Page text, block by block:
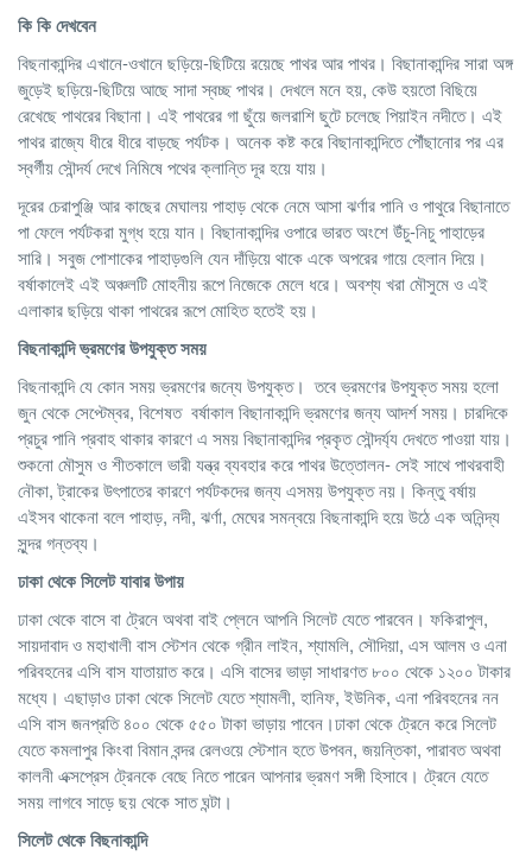
কি কি দেখবেন
বিছনাকান্দির এখানে-ওখানে ছড়িয়ে-ছিটিয়ে রয়েছে পাথর আর পাথর। বিছানাকান্দির সারা অঙ্গ
জুড়েই ছড়িয়ে-ছিটিয়ে আছে সাদা স্বচ্ছ পাথর। দেখলে মনে হয়, কেউ হয়তো বিছিয়ে
রেখেছে পাথরের বিছানা। এই পাথরের গা ছুঁয়ে জলরাশি ছুটে চলেছে পিয়াইন নদীতে। এই
পাথর রাজ্যে ধীরে ধীরে বাড়ছে পর্যটক। অনেক কষ্ট করে বিছানাকান্দিতে পৌঁছানোর পর এর
স্বর্গীয় সৌন্দর্য দেখে নিমিষে পথের ক্লান্তি দূর হয়ে যায়।
দূরের চেরাপুঞ্জি আর কাছের মেঘালয় পাহাড় থেকে নেমে আসা ঝর্ণার পানি ও পাথুরে বিছানাতে
পা ফেলে পর্যটকরা মুগ্ধ হয়ে যান। বিছানাকান্দির ওপারে ভারত অংশে উঁচু-নিচু পাহাড়ের
সারি। সবুজ পোশাকের পাহাড়গুলি যেন দাঁড়িয়ে থাকে একে অপরের গায়ে হেলান দিয়ে।
বর্ষাকালেই এই অঞ্চলটি মোহনীয় রূপে নিজেকে মেলে ধরে। অবশ্য খরা মৌসুমে ও এই
এলাকার ছড়িয়ে থাকা পাথরের রূপে মোহিত হতেই হয়।
বিছনাকান্দি ভ্রমণের উপযুক্ত সময়
বিছনাকান্দি যে কোন সময় ভ্রমণের জন্যে উপযুক্ত। তবে ভ্রমণের উপযুক্ত সময় হলো
জুন থেকে সেপ্টেম্বর, বিশেষত বর্ষাকাল বিছানাকান্দি ভ্রমণের জন্য আদর্শ সময়। চারদিকে
প্রচুর পানি প্রবাহ থাকার কারণে এ সময় বিছানাকান্দির প্রকৃত সৌন্দর্য্য দেখতে পাওয়া যায়।
শুকনো মৌসুম ও শীতকালে ভারী যন্ত্র ব্যবহার করে পাথর উত্তোলন- সেই সাথে পাথরবাহী
নৌকা, ট্রাকের উৎপাতের কারণে পর্যটকদের জন্য এসময় উপযুক্ত নয়। কিন্তু বর্ষায়
এইসব থাকেনা বলে পাহাড়, নদী, ঝর্ণা, মেঘের সমন্বয়ে বিছনাকান্দি হয়ে উঠে এক অনিন্দ্য
সুন্দর গন্তব্য।
ঢাকা থেকে সিলেট যাবার উপায়
ঢাকা থেকে বাসে বা ট্রেনে অথবা বাই প্লেনে আপনি সিলেট যেতে পারবেন। ফকিরাপুল,
সায়দাবাদ ও মহাখালী বাস স্টেশন থেকে গ্রীন লাইন, শ্যামলি, সৌদিয়া, এস আলম ও এনা
পরিবহনের এসি বাস যাতায়াত করে। এসি বাসের ভাড়া সাধারণত ৮০০ থেকে ১২০০ টাকার
মধ্যে। এছাড়াও ঢাকা থেকে সিলেট যেতে শ্যামলী, হানিফ, ইউনিক, এনা পরিবহনের নন
এসি বাস জনপ্রতি ৪০০ থেকে ৫৫০ টাকা ভাড়ায় পাবেন।ঢাকা থেকে ট্রেনে করে সিলেট
যেতে কমলাপুর কিংবা বিমান বন্দর রেলওয়ে স্টেশান হতে উপবন, জয়ন্তিকা, পারাবত অথবা
কালনী এক্সপ্রেস ট্রেনকে বেছে নিতে পারেন আপনার ভ্রমণ সঙ্গী হিসাবে। ট্রেনে যেতে
সময় লাগবে সাড়ে ছয় থেকে সাত ঘন্টা।
সিলেট থেকে বিছনাকান্দি